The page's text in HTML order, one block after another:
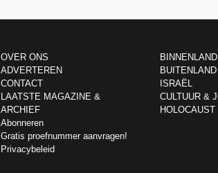
OVER ONS
ADVERTEREN
CONTACT
LAATSTE MAGAZINE &
ARCHIEF
Abonneren
Gratis proefnummer aanvragen!
Privacybeleid
BINNENLAND
BUITENLAND
ISRAËL
CULTUUR &
HOLOCAUST